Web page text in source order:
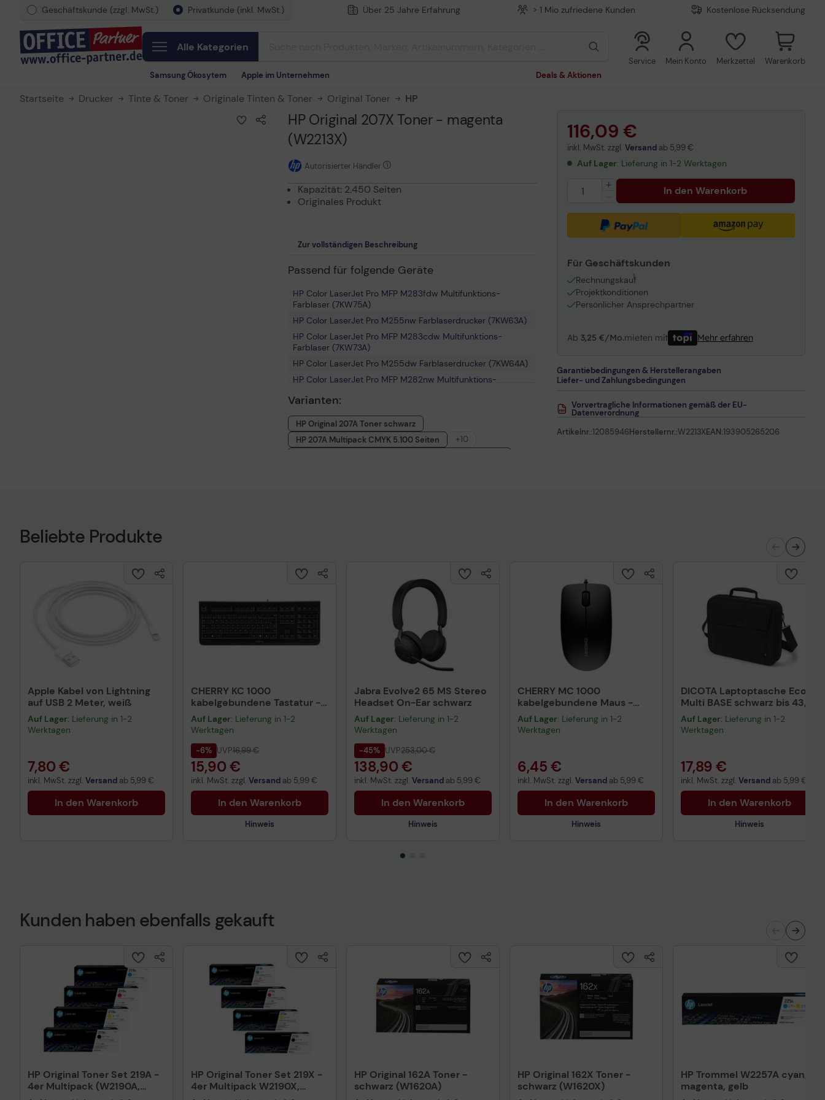
Geschäftskunde (zzgl. MwSt.) Privatkunde (inkl. MwSt.) Über 25 Jahre Erfahrung > 1 Mio zufriedene Kunden Kostenlose Rücksendung
Alle Kategorien
Samsung Ökosytem Apple im Unternehmen Deals & Aktionen
Service Mein Konto Merkzettel Warenkorb
Startseite Drucker Tinte & Toner Originale Tinten & Toner Original Toner HP
HP Original 207X Toner - magenta
(W2213X)
Autorisierter Händler
Kapazität: 2.450 Seiten
Originales Produkt
Zur vollständigen Beschreibung
Passend für folgende Geräte
HP Color LaserJet Pro MFP M283fdw Multifunktions-
Farblaser (7KW75A)
HP Color LaserJet Pro M255nw Farblaserdrucker (7KW63A)
HP Color LaserJet Pro MFP M283cdw Multifunktions-
Farblaser (7KW73A)
HP Color LaserJet Pro M255dw Farblaserdrucker (7KW64A)
HP Color LaserJet Pro MFP M282nw Multifunktions-
HP Color LaserJet Pro MFP M283fdn Multifunktions-
Farblaser (7KW74A)
Varianten:
HP Original 207A Toner schwarz
HP 207A Multipack CMYK 5.100 Seiten
+10
HP 207X Toner Multipack + 2.500 Blatt HP Kopierpapier
116,09 €
inkl. MwSt. zzgl. Versandab 5,99 €
Auf Lager: Lieferung in 1-2 Werktagen
In den Warenkorb
Für Geschäftskunden
Rechnungskauf
1
Projektkonditionen
Persönlicher Ansprechpartner
Ab 3,25 €/Mo.mieten mit Mehr erfahren
Garantiebedingungen & Herstellerangaben
Liefer- und Zahlungsbedingungen
Vorvertragliche Informationen gemäß der EU-
Datenverordnung
Artikelnr.:12085946Herstellernr.:W2213XEAN:193905265206
Beliebte Produkte
Apple Kabel von Lightning
auf USB 2 Meter, weiß
Auf Lager: Lieferung in 1-2
Werktagen
7,80 €
inkl. MwSt. zzgl. Versand ab 5,99 €
In den Warenkorb
CHERRY KC 1000
kabelgebundene Tastatur -
QWERTZ DE - schwarz
Auf Lager: Lieferung in 1-2
Werktagen
-6% UVP16,99 €
15,90 €
inkl. MwSt. zzgl. Versand ab 5,99 €
In den Warenkorb
Hinweis
Technisches Produktdatenblatt
Jabra Evolve2 65 MS Stereo
Headset On-Ear schwarz
Auf Lager: Lieferung in 1-2
Werktagen
-45% UVP253,00 €
138,90 €
inkl. MwSt. zzgl. Versand ab 5,99 €
In den Warenkorb
Hinweis
CHERRY MC 1000
kabelgebundene Maus -
schwarz
Auf Lager: Lieferung in 1-2
Werktagen
6,45 €
inkl. MwSt. zzgl. Versand ab 5,99 €
In den Warenkorb
Hinweis
DICOTA Laptoptasche Eco
Multi BASE schwarz bis 43,9
cm (17,3 Zoll)
Auf Lager: Lieferung in 1-2
Werktagen
17,89 €
inkl. MwSt. zzgl. Versand ab 5,99 €
In den Warenkorb
Hinweis
Kunden haben ebenfalls gekauft
HP Original Toner Set 219A -
4er Multipack (W2190A,
HP Original Toner Set 219X -
4er Multipack W2190X,
HP Original 162A Toner -
schwarz (W1620A)
HP Original 162X Toner -
schwarz (W1620X)
HP Trommel W2257A cyan,
magenta, gelb